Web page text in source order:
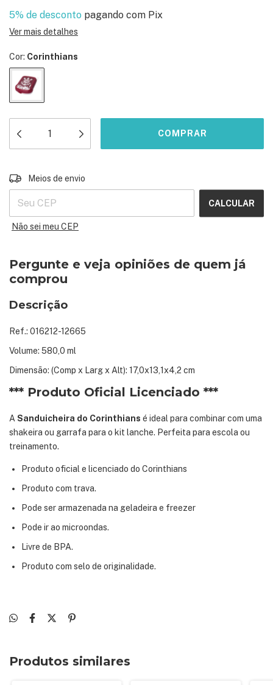
5% de desconto pagando com Pix
Ver mais detalhes
Cor: Corinthians
Entregas para o CEP:
Meios de envio
CALCULAR
Não sei meu CEP
Pergunte e veja opiniões de quem já
comprou
Descrição
Ref.: 016212-12665
Volume: 580,0 ml
Dimensão: (Comp x Larg x Alt): 17,0x13,1x4,2 cm
*** Produto Oficial Licenciado ***
A Sanduicheira do Corinthians é ideal para combinar com uma
shakeira ou garrafa para o kit lanche. Perfeita para escola ou
treinamento.
Produto oficial e licenciado do Corinthians
Produto com trava.
Pode ser armazenada na geladeira e freezer
Pode ir ao microondas.
Livre de BPA.
Produto com selo de originalidade.
Produtos similares